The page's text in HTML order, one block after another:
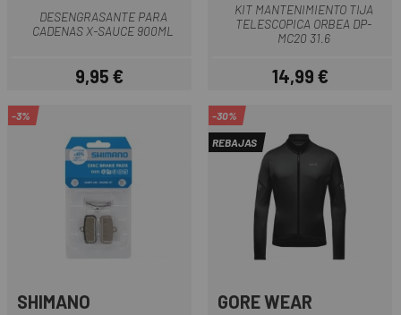
DESENGRASANTE PARA
CADENAS X-SAUCE 900ML
Precio
9,95 €
KIT MANTENIMIENTO TIJA
TELESCOPICA ORBEA DP-
MC20 31.6
Precio
14,99 €
-3%
SHIMANO
-30%
REBAJAS
GORE WEAR